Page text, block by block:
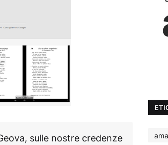
sulle nostre credenze